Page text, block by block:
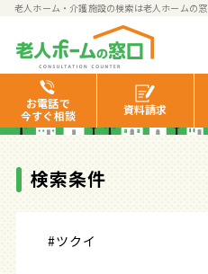
老人ホーム・介護施設の検索は老人ホームの
お電話で
今すぐ相談
資料請求
検索
検索条件
#ツクイ